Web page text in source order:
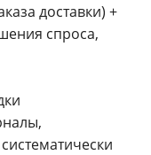
доставки) +
спроса,